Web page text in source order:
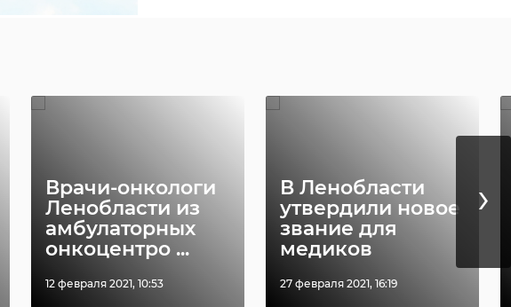
Врачи-онкологи
Ленобласти из
амбулаторных
онкоцентро ...
12 февраля 2021, 10:53
В Ленобласти
утвердили новое
звание для
медиков
27 февраля 2021, 16:19
›